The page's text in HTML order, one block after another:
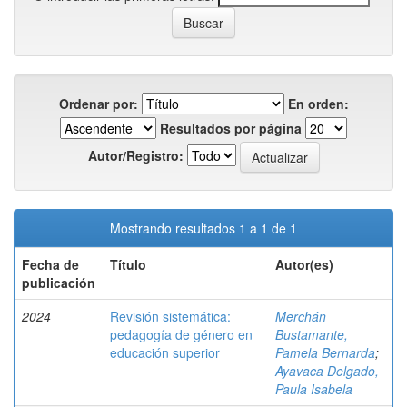
Ordenar por:
En orden:
Resultados por página
Autor/Registro:
Mostrando resultados 1 a 1 de 1
Fecha de
publicación
Título Autor(es)
2024
Revisión sistemática:
pedagogía de género en
educación superior
Merchán
Bustamante,
Pamela Bernarda;
Ayavaca Delgado,
Paula Isabela